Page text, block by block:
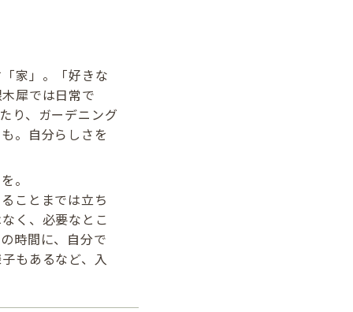
家」。「好きな
犀では日常で
り、ガーデニング
。自分らしさを
。
ことまでは立ち
く、必要なとこ
時間に、自分で
もあるなど、入